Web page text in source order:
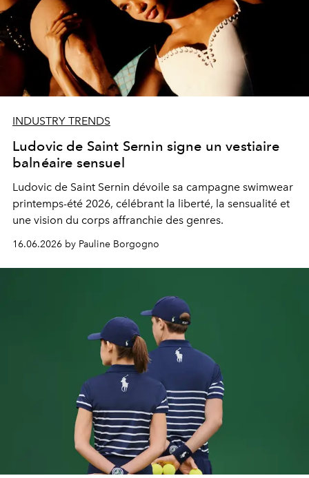
INDUSTRY TRENDS
Ludovic de Saint Sernin signe un vestiaire
balnéaire sensuel
Ludovic de Saint Sernin dévoile sa campagne swimwear
printemps-été 2026, célébrant la liberté, la sensualité et
une vision du corps affranchie des genres.
16.06.2026 by Pauline Borgogno